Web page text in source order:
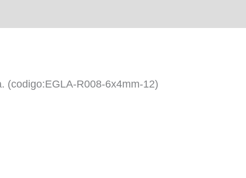
(codigo:EGLA-R008-6x4mm-12)